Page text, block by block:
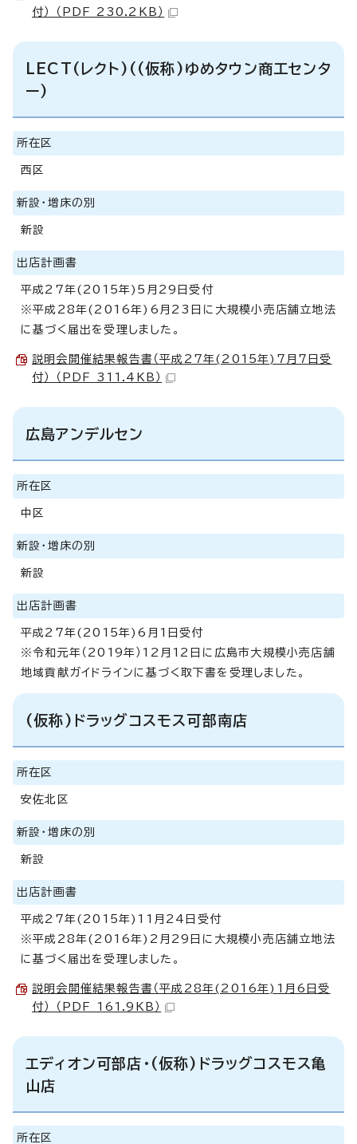
付） （PDF 230.2KB）
LECT(レクト)((仮称)ゆめタウン商工センタ
ー)
所在区
西区
新設・増床の別
新設
出店計画書
平成27年(2015年)5月29日受付
※平成28年(2016年)6月23日に大規模小売店舗立地法
に基づく届出を受理しました。
説明会開催結果報告書（平成27年(2015年)7月7日受
付） （PDF 311.4KB）
広島アンデルセン
所在区
中区
新設・増床の別
新設
出店計画書
平成27年(2015年)6月1日受付
※令和元年（2019年）12月12日に広島市大規模小売店舗
地域貢献ガイドラインに基づく取下書を受理しました。
(仮称)ドラッグコスモス可部南店
所在区
安佐北区
新設・増床の別
新設
出店計画書
平成27年(2015年)11月24日受付
※平成28年(2016年)2月29日に大規模小売店舗立地法
に基づく届出を受理しました。
説明会開催結果報告書（平成28年(2016年)1月6日受
付） （PDF 161.9KB）
エディオン可部店・(仮称)ドラッグコスモス亀
山店
所在区